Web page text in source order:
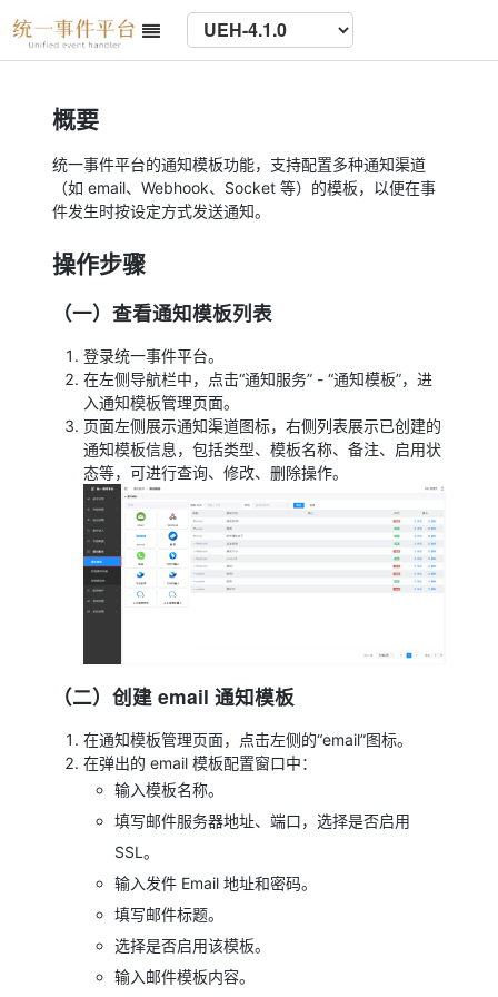
概要
统一事件平台的通知模板功能，支持配置多种通知渠道
（如 email、Webhook、Socket 等）的模板，以便在事
件发生时按设定方式发送通知。
操作步骤
（一）查看通知模板列表
登录统一事件平台。
在左侧导航栏中，点击“通知服务” - “通知模板”，进
入通知模板管理页面。
页面左侧展示通知渠道图标，右侧列表展示已创建的
通知模板信息，包括类型、模板名称、备注、启用状
态等，可进行查询、修改、删除操作。
（二）创建 email 通知模板
在通知模板管理页面，点击左侧的“email”图标。
在弹出的 email 模板配置窗口中：
输入模板名称。
填写邮件服务器地址、端口，选择是否启用
SSL。
输入发件 Email 地址和密码。
填写邮件标题。
选择是否启用该模板。
输入邮件模板内容。